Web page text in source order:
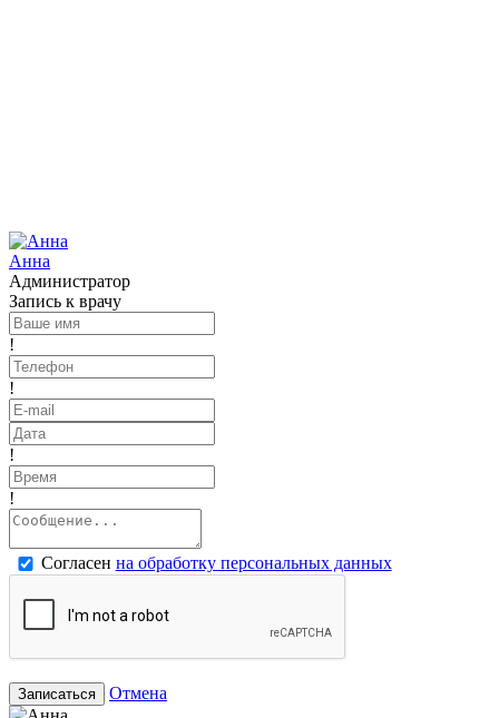
Анна
Администратор
Запись к врачу
!
!
!
!
Согласен на обработку персональных данных
Записаться Отмена